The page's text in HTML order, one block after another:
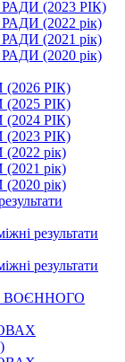
(2023 РІК)
(2022 рік)
(2021 рік)
(2020 рік)
РІК)
РІК)
РІК)
РІК)
рік)
рік)
рік)
результати
результати
ВОЄННОГО